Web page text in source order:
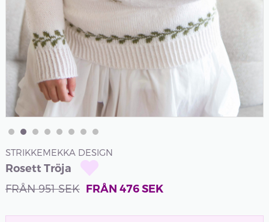
STRIKKEMEKKA DESIGN
Rosett Tröja
FRÅN 951SEK FRÅN 476SEK